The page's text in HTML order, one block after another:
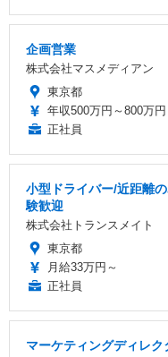
企画営業
株式会社マスメディアン
東京都
年収500万円～800万円
正社員
小型ドライバー/近距離
験歓迎
株式会社トランスメイト
東京都
月給33万円～
正社員
マーケティングディレク